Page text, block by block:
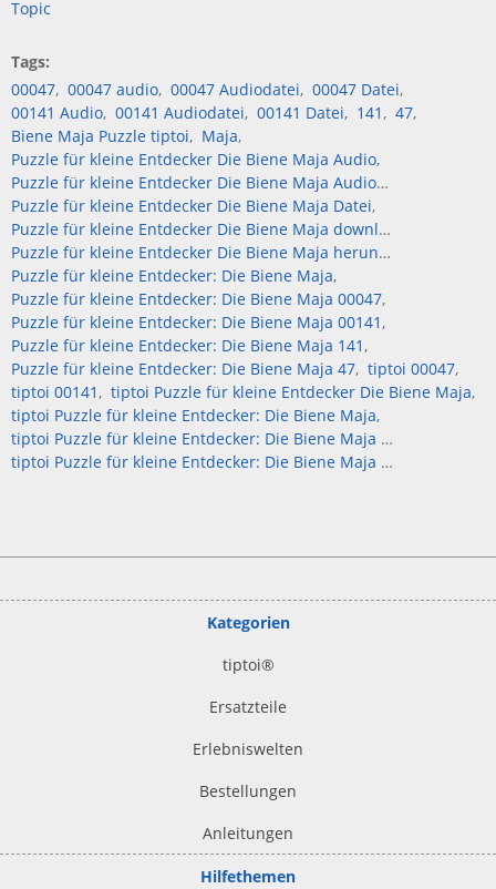
Topic
Tags
00047 00047 audio 00047 Audiodatei
00047 Datei
00141 Audio 00141 Audiodatei 00141 Datei 141
47
Biene Maja Puzzle tiptoi
Maja
Puzzle für kleine Entdecker Die Biene Maja Audio
Puzzle für kleine Entdecker Die Biene Maja Audiodatei
Puzzle für kleine Entdecker Die Biene Maja Datei
Puzzle für kleine Entdecker Die Biene Maja download
Puzzle für kleine Entdecker Die Biene Maja herunterladen
Puzzle für kleine Entdecker: Die Biene Maja
Puzzle für kleine Entdecker: Die Biene Maja 00047
Puzzle für kleine Entdecker: Die Biene Maja 00141
Puzzle für kleine Entdecker: Die Biene Maja 141
Puzzle für kleine Entdecker: Die Biene Maja 47 tiptoi 00047
tiptoi 00141
tiptoi Puzzle für kleine Entdecker Die Biene Maja
tiptoi Puzzle für kleine Entdecker: Die Biene Maja
tiptoi Puzzle für kleine Entdecker: Die Biene Maja 00047
tiptoi Puzzle für kleine Entdecker: Die Biene Maja 47
Kategorien
tiptoi®
Ersatzteile
Erlebniswelten
Bestellungen
Anleitungen
Hilfethemen